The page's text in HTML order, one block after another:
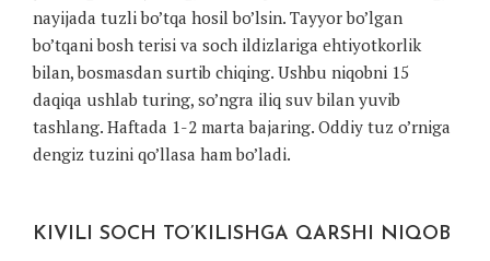
nayijada tuzli bo’tqa hosil bo’lsin. Tayyor bo’lgan
bo’tqani bosh terisi va soch ildizlariga ehtiyotkorlik
bilan, bosmasdan surtib chiqing. Ushbu niqobni 15
daqiqa ushlab turing, so’ngra iliq suv bilan yuvib
tashlang. Haftada 1-2 marta bajaring. Oddiy tuz o’rniga
dengiz tuzini qo’llasa ham bo’ladi.
KIVILI SOCH TO’KILISHGA QARSHI NIQOB